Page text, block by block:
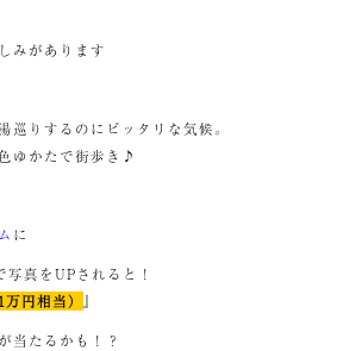
みがあります
巡りするのにピッタリな気候。
ゆかたで街歩き♪
に
写真をUPされると！
円相当） 』
当たるかも！？